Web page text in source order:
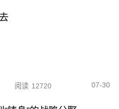
阅读 12720 07-30